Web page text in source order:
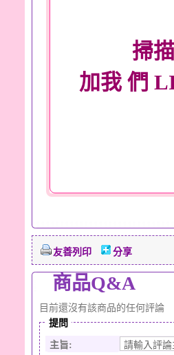
掃
加我 們
友善列印 分享
商品Q&A
目前還沒有該商品的任何評論
提問
主旨: